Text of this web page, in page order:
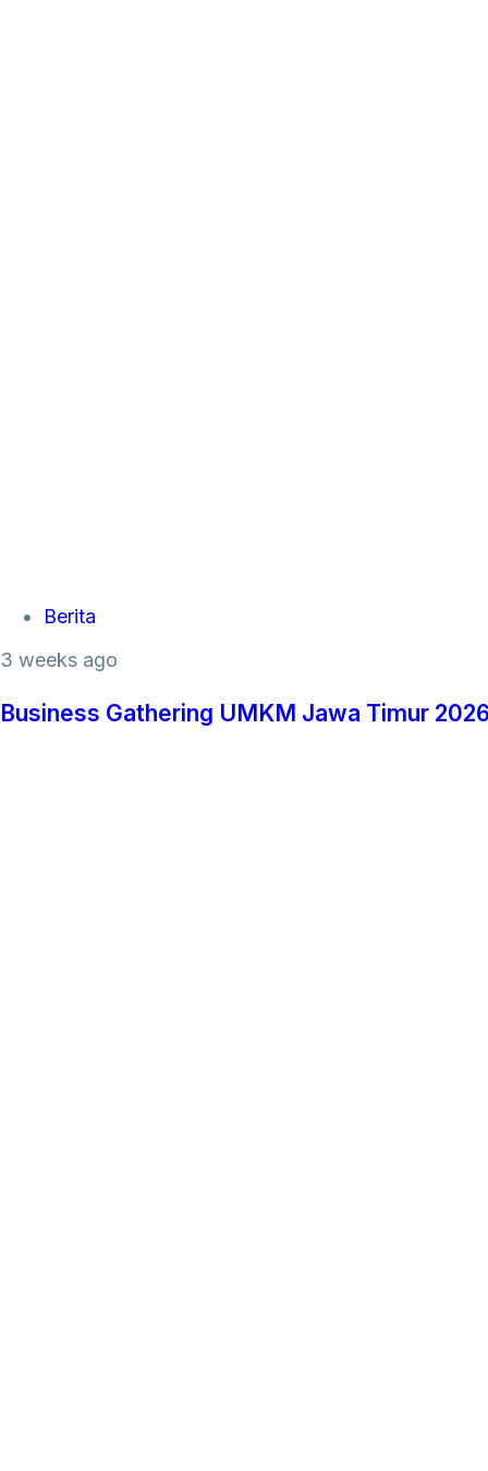
Tags Berita
3 weeks ago
Business Gathering UMKM Jawa Timur